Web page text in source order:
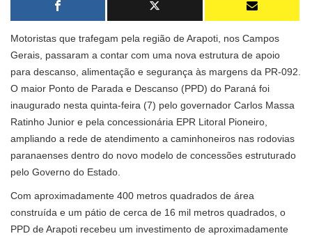
Motoristas que trafegam pela região de Arapoti, nos Campos
Gerais, passaram a contar com uma nova estrutura de apoio
para descanso, alimentação e segurança às margens da PR-092.
O maior Ponto de Parada e Descanso (PPD) do Paraná foi
inaugurado nesta quinta-feira (7) pelo governador Carlos Massa
Ratinho Junior e pela concessionária EPR Litoral Pioneiro,
ampliando a rede de atendimento a caminhoneiros nas rodovias
paranaenses dentro do novo modelo de concessões estruturado
pelo Governo do Estado.
Com aproximadamente 400 metros quadrados de área
construída e um pátio de cerca de 16 mil metros quadrados, o
PPD de Arapoti recebeu um investimento de aproximadamente